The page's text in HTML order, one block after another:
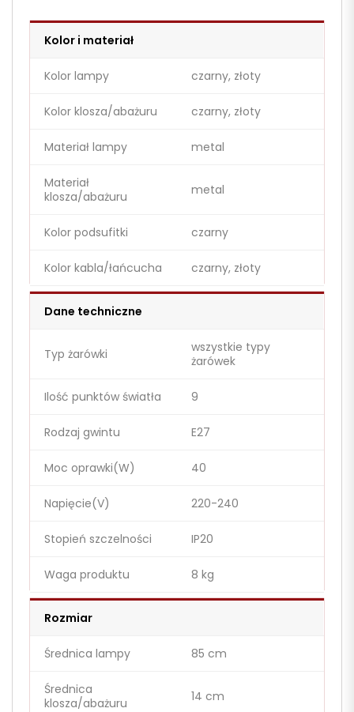
Kolor i materiał
Kolor lampy czarny, złoty
Kolor klosza/abażuru czarny, złoty
Materiał lampy metal
Materiał
klosza/abażuru
metal
Kolor podsufitki czarny
Kolor kabla/łańcucha czarny, złoty
Dane techniczne
Typ żarówki
wszystkie typy
żarówek
Ilość punktów światła 9
Rodzaj gwintu E27
Moc oprawki(W) 40
Napięcie(V) 220-240
Stopień szczelności IP20
Waga produktu 8 kg
Rozmiar
Średnica lampy 85 cm
Średnica
klosza/abażuru
14 cm